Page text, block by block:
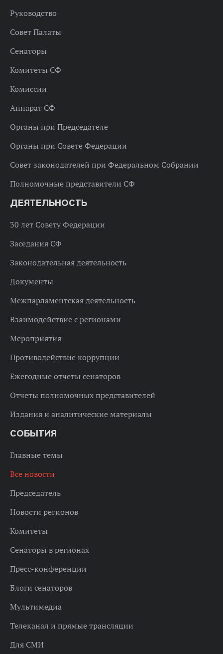
Руководство
Совет Палаты
Сенаторы
Комитеты СФ
Комиссии
Аппарат СФ
Органы при Председателе
Органы при Совете Федерации
Совет законодателей при Федеральном Собрании
Полномочные представители СФ
ДЕЯТЕЛЬНОСТЬ
30 лет Совету Федерации
Заседания СФ
Законодательная деятельность
Документы
Межпарламентская деятельность
Взаимодействие с регионами
Мероприятия
Противодействие коррупции
Ежегодные отчеты сенаторов
Отчеты полномочных представителей
Издания и аналитические материалы
СОБЫТИЯ
Главные темы
Все новости
Председатель
Новости регионов
Комитеты
Сенаторы в регионах
Пресс-конференции
Блоги сенаторов
Мультимедиа
Телеканал и прямые трансляции
Для СМИ